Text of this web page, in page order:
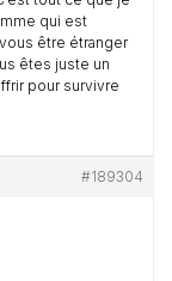
qui est
être étranger
êtes juste un
pour survivre
#189304